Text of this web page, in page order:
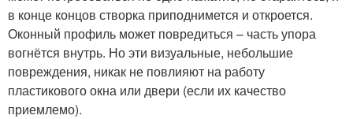
в конце концов створка приподнимется и откроется.
Оконный профиль может повредиться – часть упора
вогнётся внутрь. Но эти визуальные, небольшие
повреждения, никак не повлияют на работу
пластикового окна или двери (если их качество
приемлемо).